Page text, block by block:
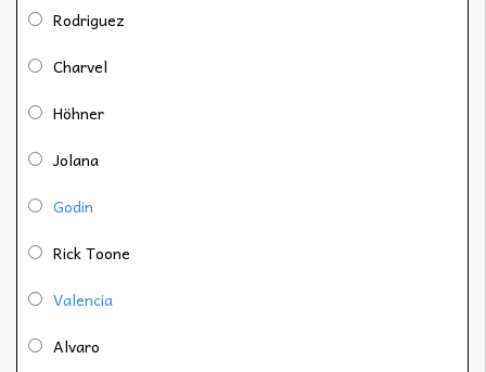
Rodriguez
Charvel
Höhner
Jolana
Godin
Rick Toone
Valencia
Alvaro